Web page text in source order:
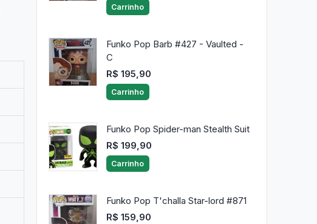
Carrinho
Funko Pop Barb #427 - Vaulted -
C
R$ 195,90
Carrinho
Funko Pop Spider-man Stealth Suit
R$ 199,90
Carrinho
Funko Pop T'challa Star-lord #871
R$ 159,90